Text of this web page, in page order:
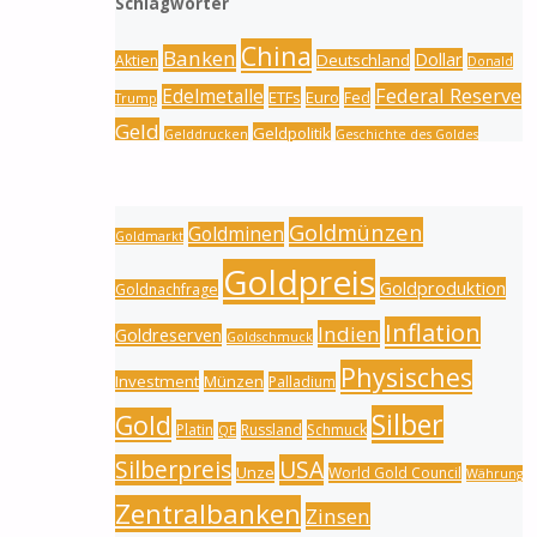
Aktien Banken China Deutschland Dollar Donald
Trump Edelmetalle ETFs Euro Fed Federal Reserve
Geld Gelddrucken Geldpolitik Geschichte des Goldes
Goldmarkt Goldminen Goldmünzen
Goldnachfrage Goldpreis Goldproduktion
Goldreserven Goldschmuck Indien Inflation
Investment Münzen Palladium Physisches
Gold Platin QE Russland Schmuck Silber
Silberpreis Unze USA World Gold Council Währung
Zentralbanken Zinsen